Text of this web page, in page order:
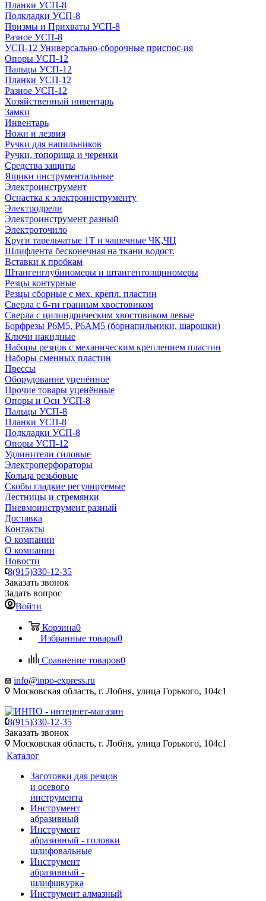
Планки УСП-8
Подкладки УСП-8
Призмы и Прихваты УСП-8
Разное УСП-8
УСП-12 Универсально-сборочные приспос-ия
Опоры УСП-12
Пальцы УСП-12
Планки УСП-12
Разное УСП-12
Хозяйственный инвентарь
Замки
Инвентарь
Ножи и лезвия
Ручки для напильников
Ручки, топорища и черенки
Средства защиты
Ящики инструментальные
Электроинструмент
Оснастка к электроинструменту
Электродрели
Электроинструмент разный
Электроточило
Круги тарельчатые 1Т и чашечные ЧК,ЧЦ
Шлифлента бесконечная на ткани водост.
Вставки к пробкам
Штангенглубиномеры и штангентолщиномеры
Резцы контурные
Резцы сборные с мех. крепл. пластин
Сверла с 6-ти гранным хвостовиком
Сверла с цилиндрическим хвостовиком левые
Борфрезы Р6М5, Р6АМ5 (борнапильники, шарошки)
Ключи накидные
Наборы резцов с механическим креплением пластин
Наборы сменных пластин
Прессы
Оборудование уценённое
Прочие товары уценённые
Опоры и Оси УСП-8
Пальцы УСП-8
Планки УСП-8
Подкладки УСП-8
Опоры УСП-12
Удлинители силовые
Электроперфораторы
Кольца резьбовые
Скобы гладкие регулируемые
Лестницы и стремянки
Пневмоинструмент разный
Доставка
Контакты
О компании
О компании
Новости
8(915)330-12-35
Заказать звонок
Задать вопрос
Войти
Корзина0
Избранные товары0
Сравнение товаров0
info@inpo-express.ru
Московская область, г. Лобня, улица Горького, 104с1
8(915)330-12-35
Заказать звонок
Московская область, г. Лобня, улица Горького, 104с1
Каталог
Заготовки для резцов
и осевого
инструмента
Инструмент
абразивный
Инструмент
абразивный - головки
шлифовальные
Инструмент
абразивный -
шлифшкурка
Инструмент алмазный